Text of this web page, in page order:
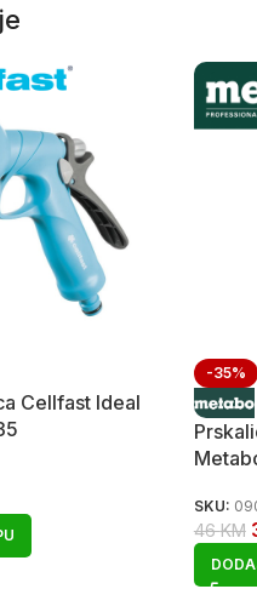
Cellfast Ideal
-35%
SKU:
46KM